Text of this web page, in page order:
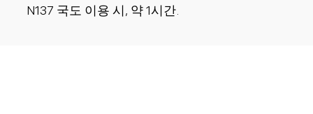
N137 국도 이용 시, 약 1시간.